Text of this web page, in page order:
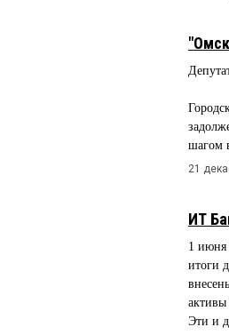
шагом
21
ИТ
1 июня
итоги
активы
Эти и